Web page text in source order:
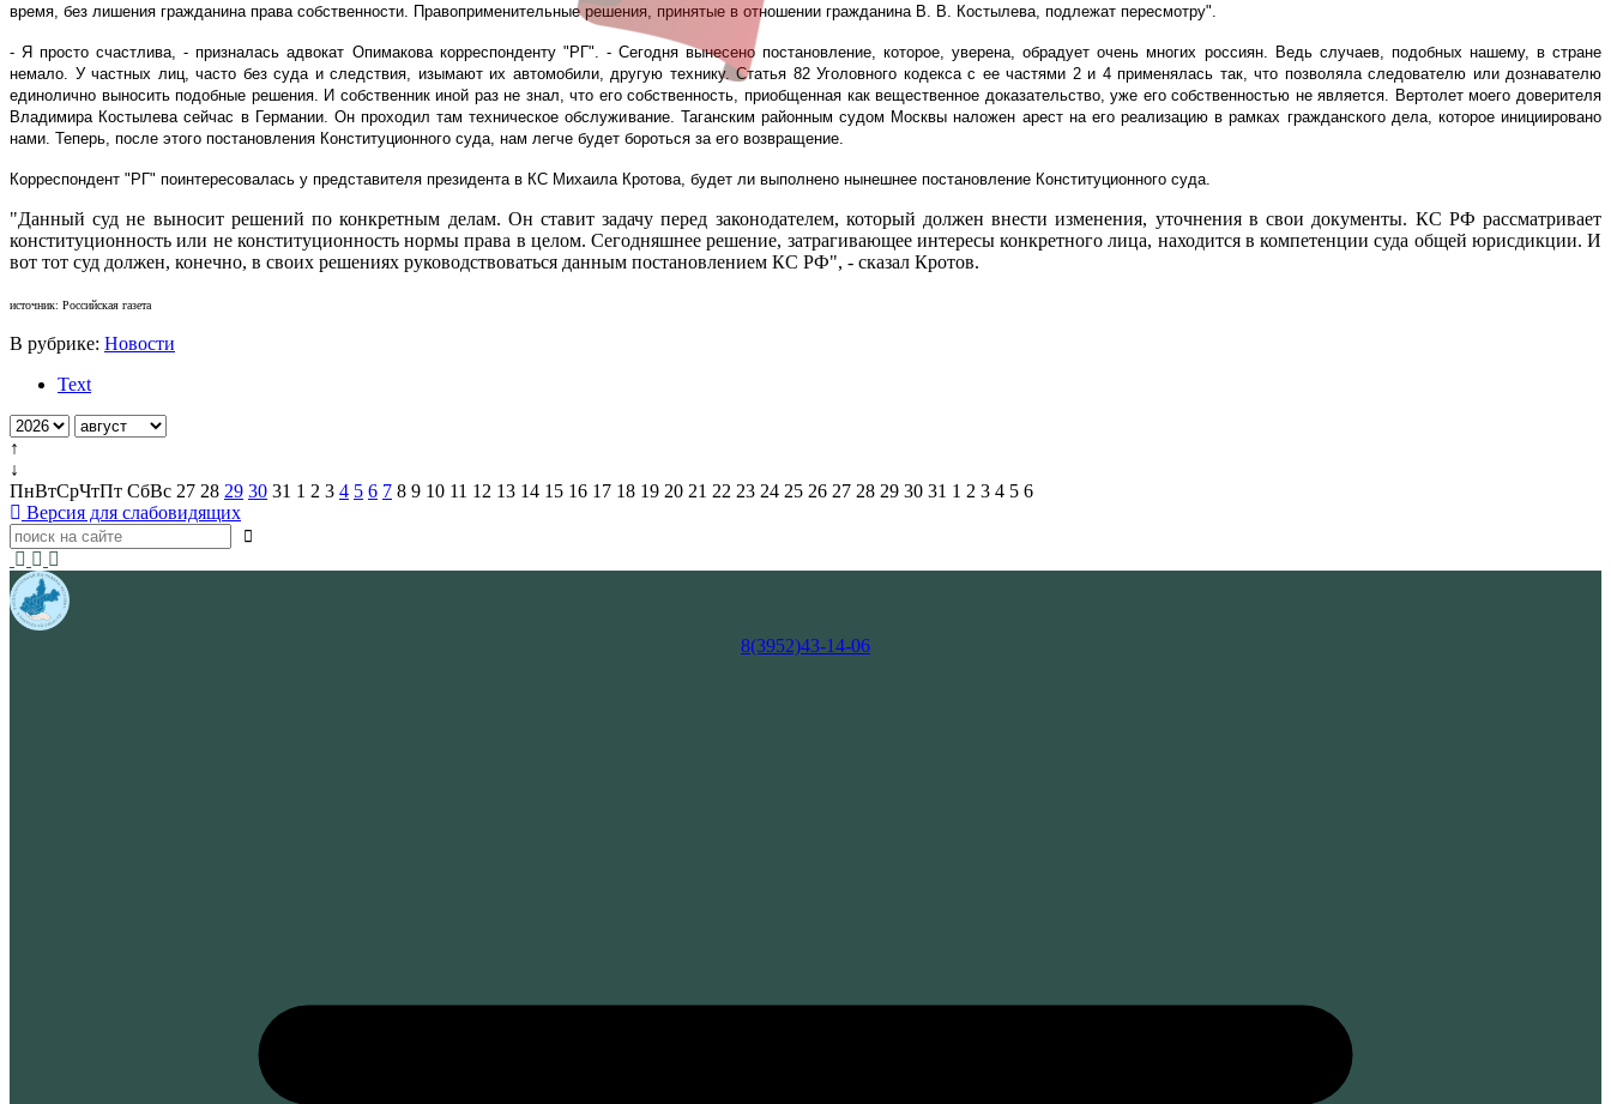
время, без лишения гражданина права собственности. Правоприменительные решения, принятые в отношении гражданина В. В. Костылева, подлежат пересмотру".
- Я просто счастлива, - призналась адвокат Опимакова корреспонденту "РГ". - Сегодня вынесено постановление, которое, уверена, обрадует очень многих россиян. Ведь случаев, подобных нашему, в стране
немало. У частных лиц, часто без суда и следствия, изымают их автомобили, другую технику. Статья 82 Уголовного кодекса с ее частями 2 и 4 применялась так, что позволяла следователю или дознавателю
единолично выносить подобные решения. И собственник иной раз не знал, что его собственность, приобщенная как вещественное доказательство, уже его собственностью не является. Вертолет моего доверителя
Владимира Костылева сейчас в Германии. Он проходил там техническое обслуживание. Таганским районным судом Москвы наложен арест на его реализацию в рамках гражданского дела, которое инициировано
нами. Теперь, после этого постановления Конституционного суда, нам легче будет бороться за его возвращение.
Корреспондент "РГ" поинтересовалась у представителя президента в КС Михаила Кротова, будет ли выполнено нынешнее постановление Конституционного суда.
"Данный суд не выносит решений по конкретным делам. Он ставит задачу перед законодателем, который должен внести изменения, уточнения в свои документы. КС РФ рассматривает
конституционность или не конституционность нормы права в целом. Сегодняшнее решение, затрагивающее интересы конкретного лица, находится в компетенции суда общей юрисдикции. И
вот тот суд должен, конечно, в своих решениях руководствоваться данным постановлением КС РФ", - сказал Кротов.
источник: Российская газета
В рубрике: Новости
Text
↑
↓
ПнВтСрЧтПт СбВс 27 28 29 30 31 1 2 3 4 5 6 7 8 9 10 11 12 13 14 15 16 17 18 19 20 21 22 23 24 25 26 27 28 29 30 31 1 2 3 4 5 6
Версия для слабовидящих
8(3952)43-14-06